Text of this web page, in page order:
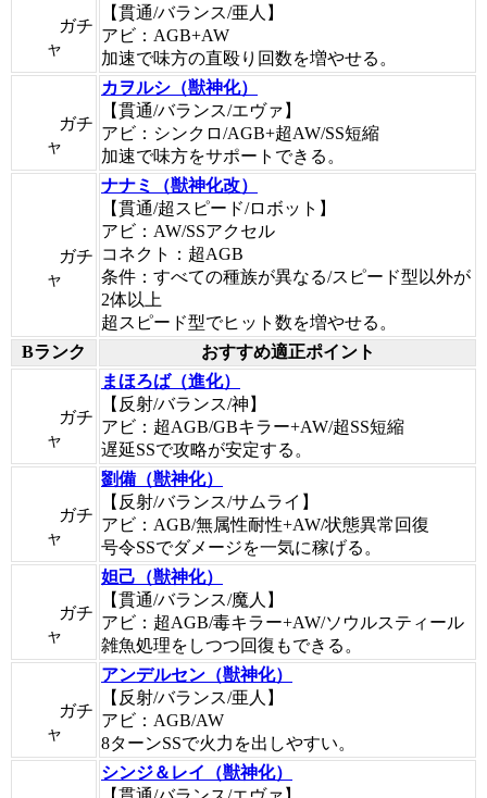
ガチ
ャ
【貫通/バランス/亜人】
アビ：AGB+AW
加速で味方の直殴り回数を増やせる。
ガチ
ャ
カヲルシ（獣神化）
【貫通/バランス/エヴァ】
アビ：シンクロ/AGB+超AW/SS短縮
加速で味方をサポートできる。
ガチ
ャ
ナナミ（獣神化改）
【貫通/超スピード/ロボット】
アビ：AW/SSアクセル
コネクト：超AGB
条件：すべての種族が異なる/スピード型以外が
2体以上
超スピード型でヒット数を増やせる。
Bランク
おすすめ適正ポイント
ガチ
ャ
まほろば（進化）
【反射/バランス/神】
アビ：超AGB/GBキラー+AW/超SS短縮
遅延SSで攻略が安定する。
ガチ
ャ
劉備（獣神化）
【反射/バランス/サムライ】
アビ：AGB/無属性耐性+AW/状態異常回復
号令SSでダメージを一気に稼げる。
ガチ
ャ
妲己（獣神化）
【貫通/バランス/魔人】
アビ：超AGB/毒キラー+AW/ソウルスティール
雑魚処理をしつつ回復もできる。
ガチ
ャ
アンデルセン（獣神化）
【反射/バランス/亜人】
アビ：AGB/AW
8ターンSSで火力を出しやすい。
シンジ＆レイ（獣神化）